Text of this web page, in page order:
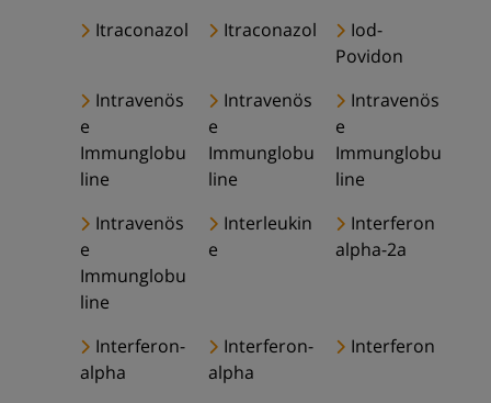
Itraconazol Itraconazol
Iod-
Povidon
Intravenös
e
Immunglobu
line
Intravenös
e
Immunglobu
line
Intravenös
e
Immunglobu
line
Intravenös
e
Immunglobu
line
Interleukin
e
Interferon
alpha-2a
Interferon-
alpha
Interferon-
alpha
Interferon